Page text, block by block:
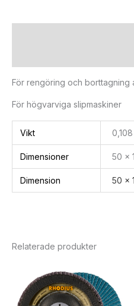
För rengöring och borttagning
För högvarviga slipmaskiner
Vikt
Dimensioner 50 ×
Dimension 50 x
Relaterade produkter